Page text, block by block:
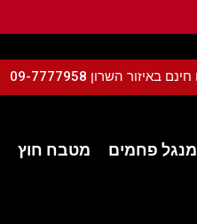
מנגל פחמים מטבח חוץ